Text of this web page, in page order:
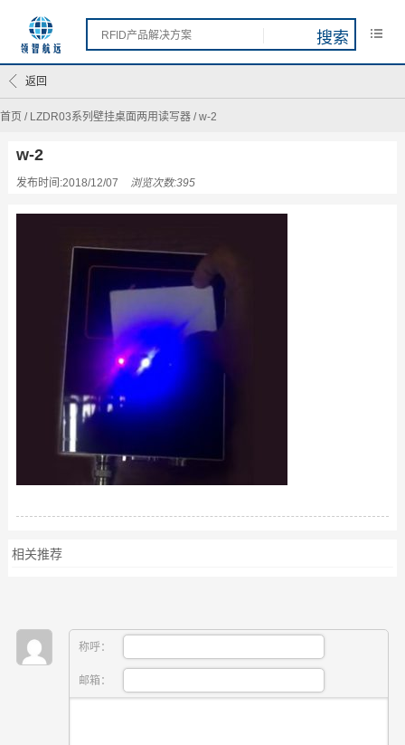
首页 / LZDR03系列壁挂桌面两用读写器 /w-2
返回
w-2
发布时间:2018/12/07 浏览次数:395
相关推荐
称呼：
邮箱：